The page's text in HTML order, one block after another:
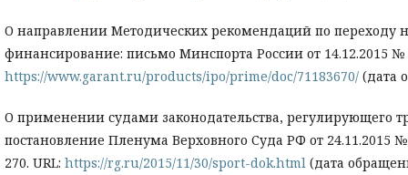
О направлении Методических рекомендаций по переходу
финансирование: письмо Минспорта России от 14.12.2015 №
https://www.garant.ru/products/ipo/prime/doc/71183670/ (дата
О применении судами законодательства, регулирующего
постановление Пленума Верховного Суда РФ от 24.11.2015 №
270. URL: https://rg.ru/2015/11/30/sport-dok.html (дата